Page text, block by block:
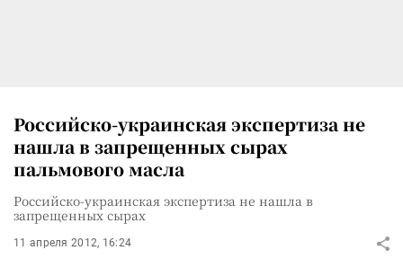
Российско-украинская экспертиза не
нашла в запрещенных сырах
пальмового масла
Российско-украинская экспертиза не нашла в
запрещенных сырах
11 апреля 2012, 16:24